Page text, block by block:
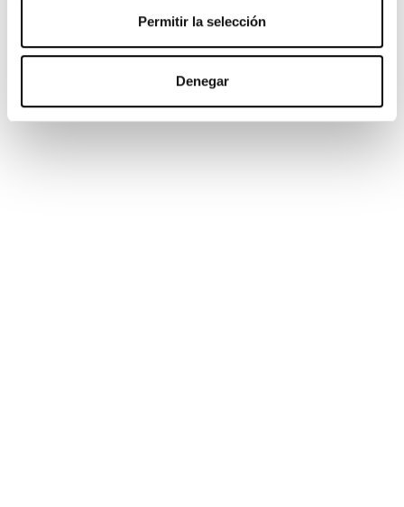
Permitir la selección
Denegar